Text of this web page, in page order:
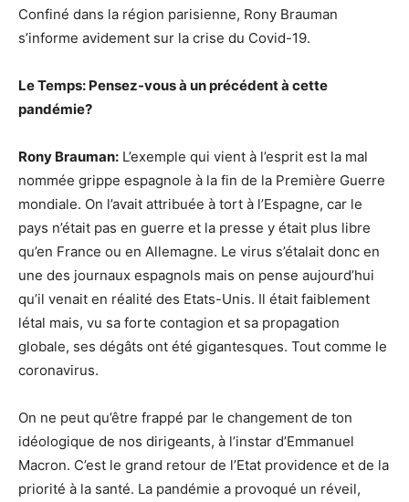
Confiné dans la région parisienne, Rony Brauman
s’informe avidement sur la crise du Covid-19.
Le Temps: Pensez-vous à un précédent à cette
pandémie?
Rony Brauman: L’exemple qui vient à l’esprit est la mal
nommée grippe espagnole à la fin de la Première Guerre
mondiale. On l’avait attribuée à tort à l’Espagne, car le
pays n’était pas en guerre et la presse y était plus libre
qu’en France ou en Allemagne. Le virus s’étalait donc en
une des journaux espagnols mais on pense aujourd’hui
qu’il venait en réalité des Etats-Unis. Il était faiblement
létal mais, vu sa forte contagion et sa propagation
globale, ses dégâts ont été gigantesques. Tout comme le
coronavirus.
On ne peut qu’être frappé par le changement de ton
idéologique de nos dirigeants, à l’instar d’Emmanuel
Macron. C’est le grand retour de l’Etat providence et de la
priorité à la santé. La pandémie a provoqué un réveil,